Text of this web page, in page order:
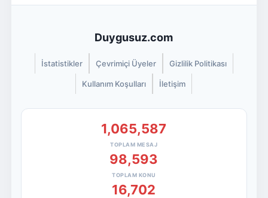
Duygusuz.com
İstatistikler Çevrimiçi Üyeler Gizlilik Politikası
Kullanım Koşulları İletişim
1,065,587
TOPLAM MESAJ
98,593
TOPLAM KONU
16,702